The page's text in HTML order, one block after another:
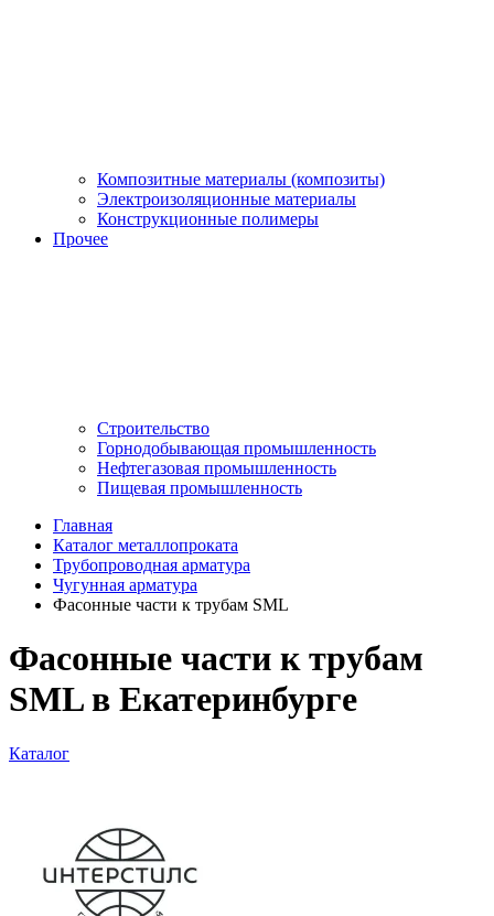
Композитные материалы (композиты)
Электроизоляционные материалы
Конструкционные полимеры
Прочее
Строительство
Горнодобывающая промышленность
Нефтегазовая промышленность
Пищевая промышленность
Главная
Каталог металлопроката
Трубопроводная арматура
Чугунная арматура
Фасонные части к трубам SML
Фасонные части к трубам
SML в Екатеринбурге
Каталог